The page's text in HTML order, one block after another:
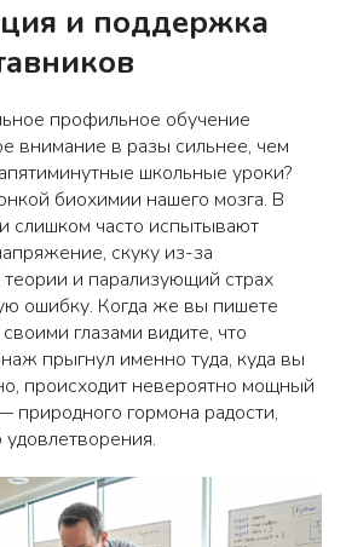
и поддержка
профильное обучение
внимание в разы сильнее, чем
школьные уроки?
биохимии нашего мозга. В
слишком часто испытывают
скуку из-за
и парализующий страх
ошибку. Когда же вы пишете
глазами видите, что
прыгнул именно туда, куда вы
происходит невероятно мощный
гормона радости,